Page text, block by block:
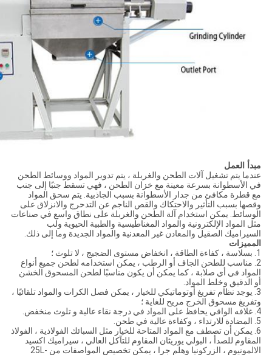
مبدأ العمل
عندما يتم تشغيل آلات الطحن والغربلة ، يتم تدوير المواد ووسائط الطحن
في الأسطوانة بسرعة معينة مع خزان الطحن ، فهي تسقط جنبًا إلى جنب
مع قطرة مكافئ من جدار الأسطوانة بسبب الجاذبية. يتم سحق المواد
وقصها بسبب التأثير والاحتكاك والقص الناجم عن التدحرج والانزلاق على
الوسائط. يمكن استخدام آلة الطحن والغربلة على نطاق واسع في صناعات
مثل المواد الإلكترونية والمواد المغناطيسية والطبية الحيوية ولب
السيراميك الصقيل والمعادن غير المعدنية والمواد الجديدة وما إلى ذلك.
المميزات
1. بسلاسة ، كفاءة الطاقة ، انخفاض مستوى الضجيج ، لا تلوث ؛
2. مناسب للطحن الجاف أو الرطب ، يمكن استخدامه لطحن جميع أنواع
المواد في أي صلابة ، كما يمكن أن يكون مناسبًا لطحن المسحوق الخشن
أو الدقيق وخلط المواد.
3. يوجد نظام تفريغ أوتوماتيكي للخيار ، يمكن فصل الكرات والمواد تلقائيًا ،
وتفريغ مسحوق الخرج مريح للغاية ؛
4. غلافه الواقي يحافظ على المواد في درجة نقاء عالية و تلوث منخفض.
5. المضادة للارتداء ، وكفاءة عالية في طحن.
6. يمكن أن تصطف مع المواد المتاحة للخيار مثل السبائك الفولاذية ، الفولاذ
المقاوم للصدأ ، البولي يوريثان المقاوم للتآكل العالي ، سيراميك اكسيد
الالمونيوم ، الزركونيا وهلم جرا ، يمكن تخصيص المواصفات من 25L-